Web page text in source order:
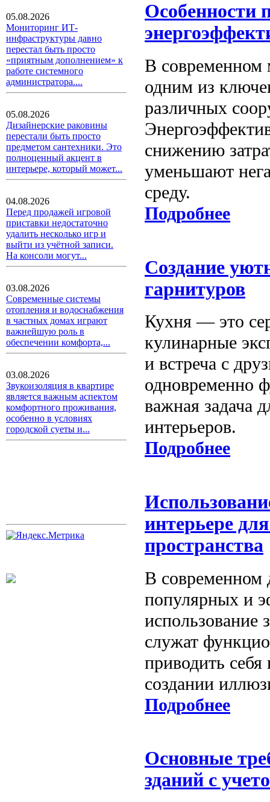
05.08.2026
Мониторинг ИТ-
инфраструктуры давно
перестал быть просто
«приятным дополнением» к
работе системного
администратора....
05.08.2026
Дизайнерские раковины
перестали быть просто
предметом сантехники. Это
полноценный акцент в
интерьере, который может...
04.08.2026
Перед продажей игровой
приставки недостаточно
удалить несколько игр и
выйти из учётной записи.
На консоли могут...
03.08.2026
Современные системы
отопления и водоснабжения
в частных домах играют
важнейшую роль в
обеспечении комфорта,...
03.08.2026
Звукоизоляция в квартире
является важным аспектом
комфортного проживания,
особенно в условиях
городской суеты и...
Особенности
В современном
одним из
различных
снижению
уменьшают
среду.
Подробнее
Создание
гарнитуров
Кухня — это
кулинарные
и встреча с
одновременно
важная задача
интерьеров.
Подробнее
интерьере
пространства
В современном
популярных и
использование
служат
приводить
создании
Подробнее
Основные
зданий с